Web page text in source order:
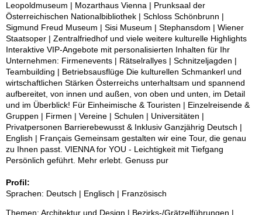
Leopoldmuseum | Mozarthaus Vienna | Prunksaal der
Österreichischen Nationalbibliothek | Schloss Schönbrunn |
Sigmund Freud Museum | Sisi Museum | Stephansdom | Wiener
Staatsoper | Zentralfriedhof und viele weitere kulturelle Highlights
Interaktive VIP-Angebote mit personalisierten Inhalten für Ihr
Unternehmen: Firmenevents | Rätselrallyes | Schnitzeljagden |
Teambuilding | Betriebsausflüge Die kulturellen Schmankerl und
wirtschaftlichen Stärken Österreichs unterhaltsam und spannend
aufbereitet, von innen und außen, von oben und unten, im Detail
und im Überblick! Für Einheimische & Touristen | Einzelreisende &
Gruppen | Firmen | Vereine | Schulen | Universitäten |
Privatpersonen Barrierebewusst & Inklusiv Ganzjährig Deutsch |
English | Français Gemeinsam gestalten wir eine Tour, die genau
zu Ihnen passt. VIENNA for YOU - Leichtigkeit mit Tiefgang
Persönlich geführt. Mehr erlebt. Genuss pur
Profil:
Sprachen: Deutsch | Englisch | Französisch
Themen: Architektur und Design | Bezirks-/Grätzelführungen |